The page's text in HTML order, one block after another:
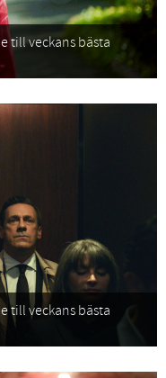
till veckans bästa
till veckans bästa